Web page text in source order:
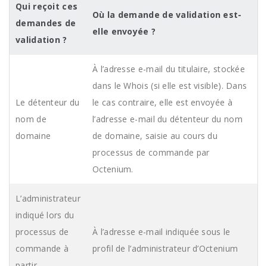
Qui reçoit ces
demandes de
validation ?
Où la demande de validation est-
elle envoyée ?
Le détenteur du
nom de
domaine
À l’adresse e-mail du titulaire, stockée
dans le Whois (si elle est visible). Dans
le cas contraire, elle est envoyée à
l’adresse e-mail du détenteur du nom
de domaine, saisie au cours du
processus de commande par
Octenium.
L’administrateur
indiqué lors du
processus de
commande à
À l’adresse e-mail indiquée sous le
profil de l’administrateur d’Octenium